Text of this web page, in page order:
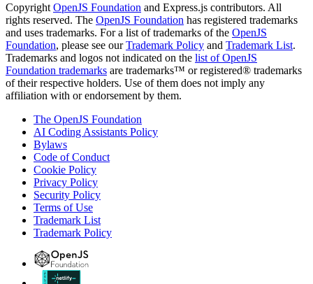
Copyright OpenJS Foundation and Express.js contributors. All
rights reserved. The OpenJS Foundation has registered trademarks
and uses trademarks. For a list of trademarks of the OpenJS
Foundation, please see ourTrademark Policy and Trademark List.
Trademarks and logos not indicated on the list of OpenJS
Foundation trademarks are trademarks™ or registered® trademarks
of their respective holders. Use of them does not imply any
affiliation with or endorsement by them.
The OpenJS Foundation
AI Coding Assistants Policy
Bylaws
Code of Conduct
Cookie Policy
Privacy Policy
Security Policy
Terms of Use
Trademark List
Trademark Policy